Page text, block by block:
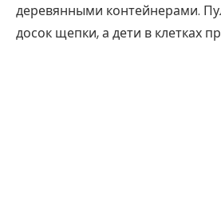
деревянными контейнерами.
досок щепки, а дети в клетках